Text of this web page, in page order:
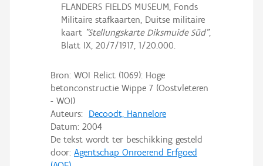
FLANDERS FIELDS MUSEUM, Fonds
Militaire stafkaarten, Duitse militaire
kaart "Stellungskarte Diksmuide Süd",
Blatt IX, 20/7/1917, 1/20.000.
Bron: WOI Relict (1069): Hoge
betonconstructie Wippe 7 (Oostvleteren
- WOI)
Auteurs: Decoodt, Hannelore
Datum: 2004
De tekst wordt ter beschikking gesteld
door: Agentschap Onroerend Erfgoed